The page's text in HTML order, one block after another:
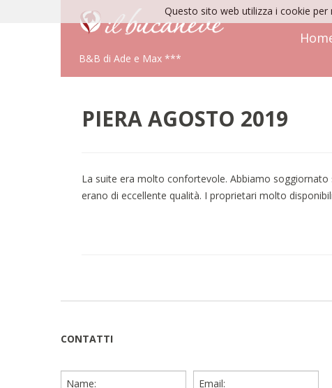
B&B di Ade e Max ***
PIERA AGOSTO 2019
La suite era molto confortevole. Abbiamo
erano di eccellente qualità. I proprietari molto
CONTATTI
Questo sito web utilizza i cookie